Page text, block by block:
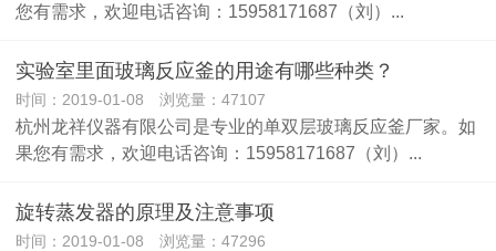
您有需求，欢迎电话咨询：15958171687（刘）...
实验室里面玻璃反应釜的用途有哪些种类？
时间：2019-01-08 浏览量：47107
​杭州龙祥仪器有限公司是专业的单双层玻璃反应釜厂家。如
果您有需求，欢迎电话咨询：15958171687（刘）...
旋转蒸发器的原理及注意事项
时间：2019-01-08 浏览量：47296